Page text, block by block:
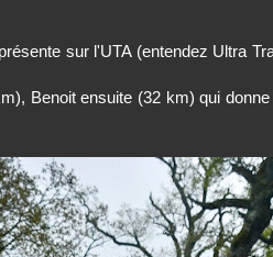
sur l'UTA (entendez Ultra
Benoit ensuite (32 km) qui